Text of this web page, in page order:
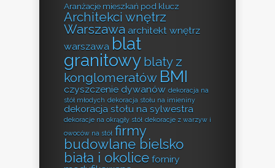
Aranżacje mieszkań pod klucz
Architekci wnętrz
Warszawa architekt wnętrz
warszawa blat
granitowy blaty z
konglomeratów BMI
czyszczenie dywanów dekoracja na
stół młodych dekoracja stołu na imieniny
dekoracja stołu na sylwestra
dekoracje na okrągły stół dekoracje z warzyw i
owoców na stół firmy
budowlane bielsko
biała i okolice forniry